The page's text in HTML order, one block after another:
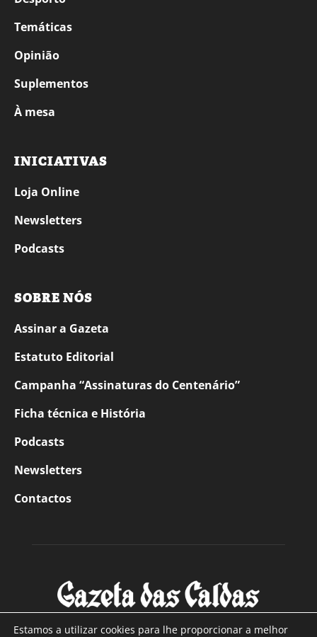
Temáticas
Opinião
Suplementos
À mesa
INICIATIVAS
Loja Online
Newsletters
Podcasts
SOBRE NÓS
Assinar a Gazeta
Estatuto Editorial
Campanha “Assinaturas do Centenário”
Ficha técnica e História
Podcasts
Newsletters
Contactos
Estamos a utilizar cookies para lhe proporcionar a melhor